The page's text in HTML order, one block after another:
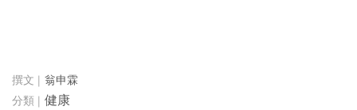
翁申霖
健康